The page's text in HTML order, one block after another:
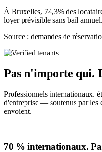
À Bruxelles, 74,3% des
loyer prévisible sans bail annuel.
Source : demandes de
Pas n'importe qui.
Professionnels internationaux,
d'entreprise — soutenus par les
envoient.
70 % internationaux.